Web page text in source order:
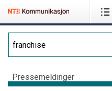
Pressemeldinger